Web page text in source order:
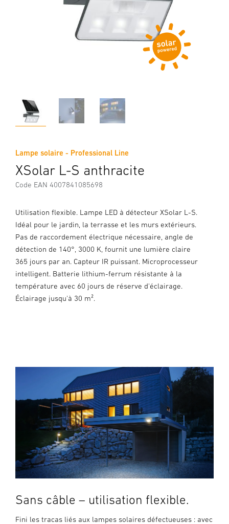
Lampe solaire - Professional Line
XSolar L-S anthracite
Code EAN 4007841085698
Utilisation flexible. Lampe LED à détecteur XSolar L-S.
Idéal pour le jardin, la terrasse et les murs extérieurs.
Pas de raccordement électrique nécessaire, angle de
détection de 140°, 3000 K, fournit une lumière claire
365 jours par an. Capteur IR puissant. Microprocesseur
intelligent. Batterie lithium-ferrum résistante à la
température avec 60 jours de réserve d'éclairage.
Éclairage jusqu'à 30 m².
Sans câble – utilisation flexible.
Fini les tracas liés aux lampes solaires défectueuses : avec